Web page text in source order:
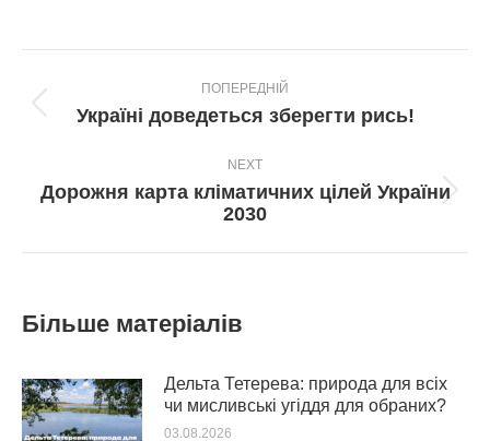
navigation
ПОПЕРЕДНІЙ
Попередній
Україні доведеться зберегти рись!
NEXT
Next
post:
Дорожня карта кліматичних цілей України
2030
Більше матеріалів
Дельта Тетерева: природа для всіх
чи мисливські угіддя для обраних?
03.08.2026